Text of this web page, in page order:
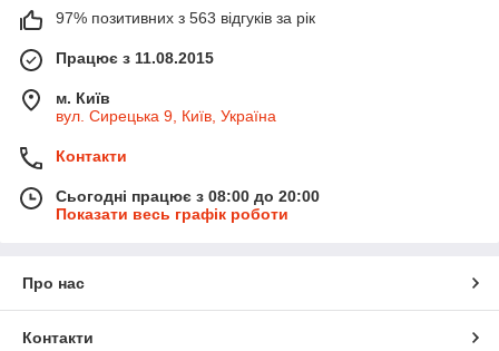
97% позитивних з 563 відгуків за рік
Працює з 11.08.2015
м. Київ
вул. Сирецька 9, Київ, Україна
Контакти
Сьогодні працює з 08:00 до 20:00
Показати весь графік роботи
Про нас
Контакти